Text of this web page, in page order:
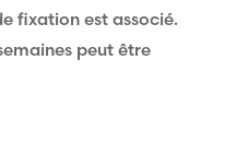
fixation est associé.
peut être